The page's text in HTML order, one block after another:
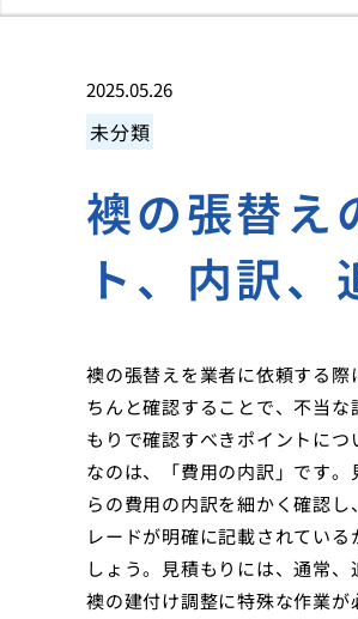
2025.05.26
未分類
襖の張替え
ト、内訳
襖の張替えを業者に依頼する
ちんと確認することで、不当
もりで確認すべきポイントに
なのは、「費用の内訳」です
らの費用の内訳を細かく確認
レードが明確に記載されてい
しょう。見積もりには、通常
襖の建付け調整に特殊な作業